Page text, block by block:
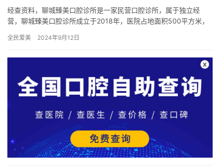
经查资料，聊城臻美口腔诊所是一家民营口腔诊所，属于独立经
营，聊城臻美口腔诊所成立于2018年，医院占地面积500平方米，
正…
全民爱美 2024年9月12日